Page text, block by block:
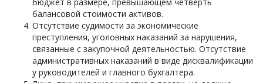
балансовой стоимости активов.
Отсутствие судимости за экономические
преступления, уголовных наказаний за нарушения,
связанные с закупочной деятельностью. Отсутствие
административных наказаний в виде дисквалификации
у руководителей и главного бухгалтера.